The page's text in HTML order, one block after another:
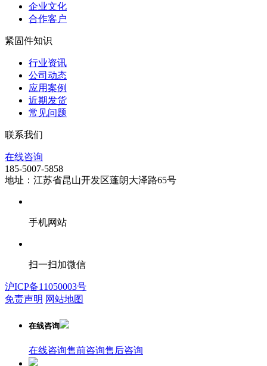
企业文化
合作客户
紧固件知识
行业资讯
公司动态
应用案例
近期发货
常见问题
联系我们
在线咨询
185-5007-5858
地址：江苏省昆山开发区蓬朗大泽路65号
手机网站
扫一扫加微信
沪ICP备11050003号
免责声明 网站地图
在线咨询
在线咨询售前咨询售后咨询